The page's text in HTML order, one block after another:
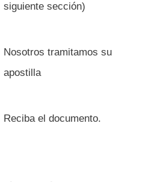
siguiente sección)
Nosotros tramitamos su
apostilla
Reciba el documento.